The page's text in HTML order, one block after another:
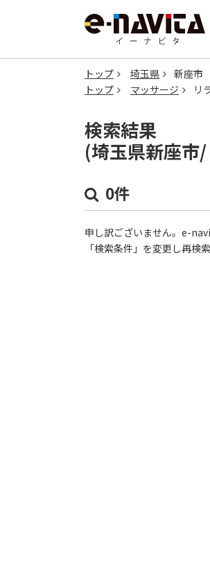
トップ 埼玉県
新座市
トップ
マッサージ リ
検索結果
(埼玉県新座市/
0件
申し訳ございません。e-
「検索条件」を変更し再検